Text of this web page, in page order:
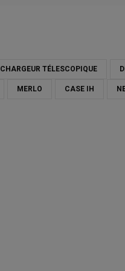
CHARGEUR TÉLESCOPIQUE
MERLO CASE IH